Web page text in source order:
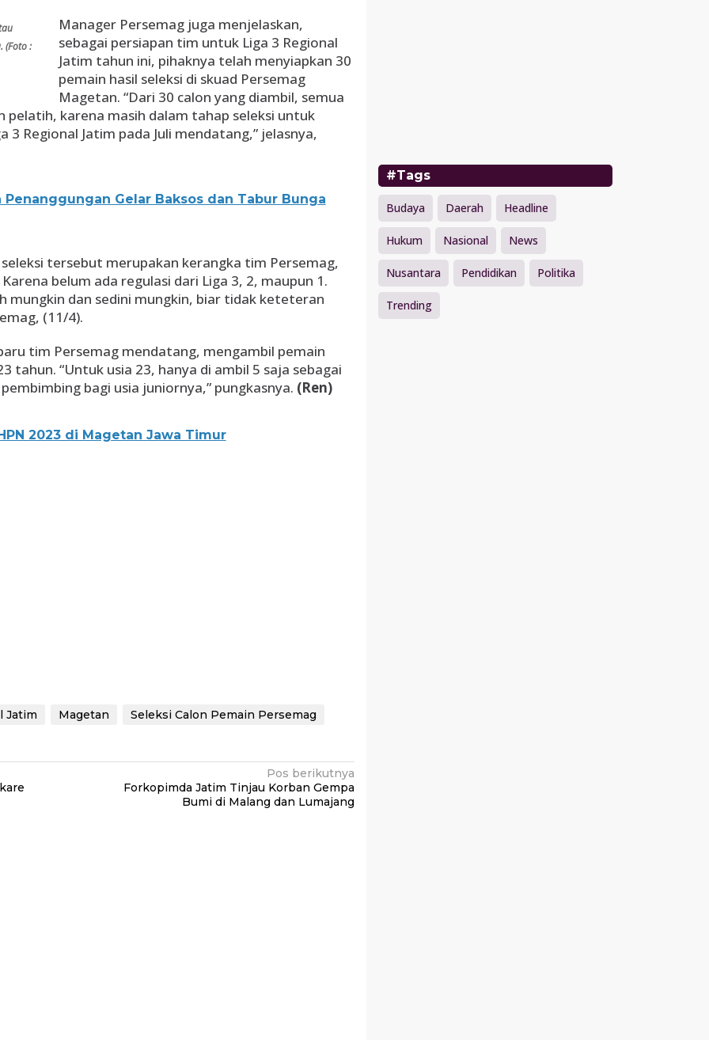
(Foto :
Manager Persemag juga menjelaskan,
sebagai persiapan tim untuk Liga 3 Regional
Jatim tahun ini, pihaknya telah menyiapkan 30
pemain hasil seleksi di skuad Persemag
Magetan. “Dari 30 calon yang diambil, semua
pelatih, karena masih dalam tahap seleksi untuk
3 Regional Jatim pada Juli mendatang,” jelasnya,
Penanggungan Gelar Baksos dan Tabur Bunga
tersebut merupakan kerangka tim Persemag,
belum ada regulasi dari Liga 3, 2, maupun 1.
mungkin dan sedini mungkin, biar tidak keteteran
(11/4).
tim Persemag mendatang, mengambil pemain
tahun. “Untuk usia 23, hanya di ambil 5 saja sebagai
bagi usia juniornya,” pungkasnya. (Ren)
2023 di Magetan Jawa Timur
Jatim Magetan
Seleksi Calon Pemain Persemag
Pos berikutnya
Forkopimda Jatim Tinjau Korban Gempa
Bumi di Malang dan Lumajang
#Tags
Budaya Daerah Headline
Hukum Nasional News
Nusantara Pendidikan Politika
Trending